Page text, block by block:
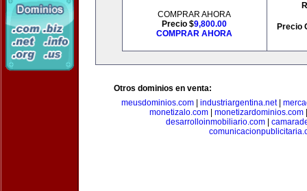
COMPRAR AHORA
Precio $9,800.00
COMPRAR AHORA
Precio
Otros dominios en venta:
meusdominios.com| industriargentina.net|
monetizalo.com| monetizardominios.com
desarrolloinmobiliario.com